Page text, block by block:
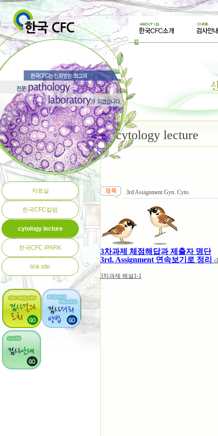
자료실
한국CFC칼럼
cytology lecture
한국CFC iPARK
link site
cytology lecture
3rd Assignment Gyn. Cyto.
3차과제 체점해답과 제출자 명단
3rd. Assignment 연속보기로 정리
3차과제 해설1-1